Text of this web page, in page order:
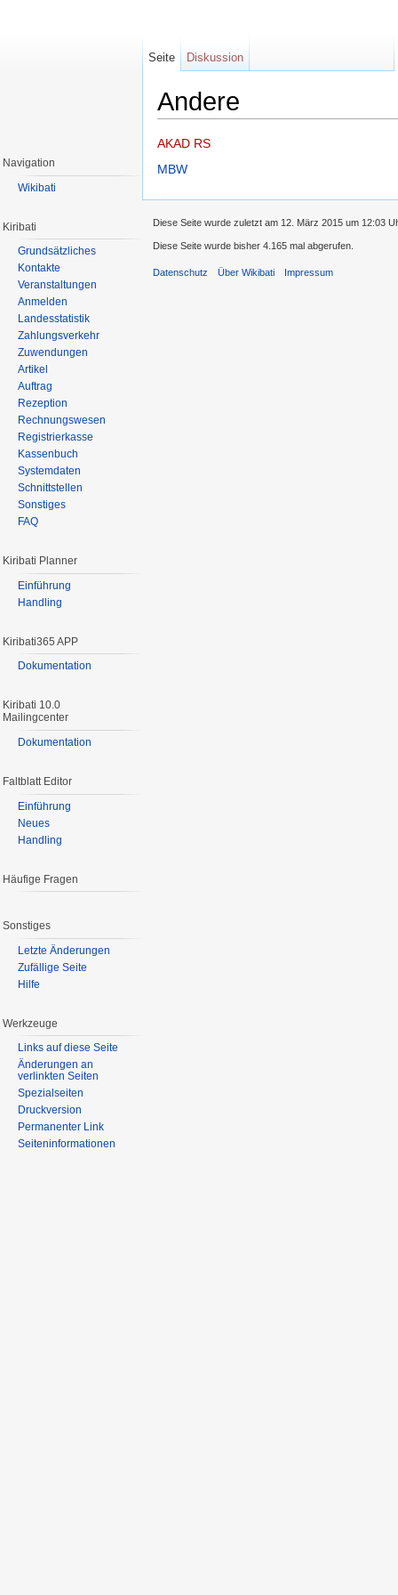
Andere
AKAD RS
MBW
Seite Diskussion
Navigation
Wikibati
Kiribati
Grundsätzliches
Kontakte
Veranstaltungen
Anmelden
Landesstatistik
Zahlungsverkehr
Zuwendungen
Artikel
Auftrag
Rezeption
Rechnungswesen
Registrierkasse
Kassenbuch
Systemdaten
Schnittstellen
Sonstiges
FAQ
Kiribati Planner
Einführung
Handling
Kiribati365 APP
Dokumentation
Kiribati 10.0
Mailingcenter
Dokumentation
Faltblatt Editor
Einführung
Neues
Handling
Häufige Fragen
Sonstiges
Letzte Änderungen
Zufällige Seite
Hilfe
Werkzeuge
Links auf diese Seite
Änderungen an
verlinkten Seiten
Spezialseiten
Druckversion
Permanenter Link
Seiteninformationen
Diese Seite wurde zuletzt am 12. März 2015 um 12:03
Diese Seite wurde bisher 4.165 mal abgerufen.
Datenschutz Über Wikibati Impressum